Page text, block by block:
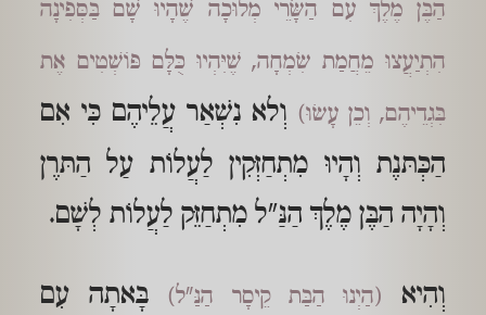
הַבֶּן מֶלֶךְ עִם הַשָּׂרֵי מְלוּכָה שֶׁהָיוּ שָׁם בַּסְּפִינָה
הִתְיַעֲצוּ מֵחֲמַת שִׂמְחָה, שֶׁיִּהְיוּ כֻּלָּם פּוֹשְׁטִים אֶת
בִּגְדֵיהֶם, וְכֵן עָשׂוּ) וְלא נִשְׁאַר עֲלֵיהֶם כִּי אִם
הַכְּתּנֶת וְהָיוּ מִתְחַזְּקִין לַעֲלוֹת עַל הַתּרֶן
וְהָיָה הַבֶּן מֶלֶךְ הַנַּ"ל מִתְחַזֵּק לַעֲלוֹת לְשָׁם.
וְהִיא (הַיְנוּ הַבַּת קֵיסָר הַנַּ"ל)
בָּאתָה עִם